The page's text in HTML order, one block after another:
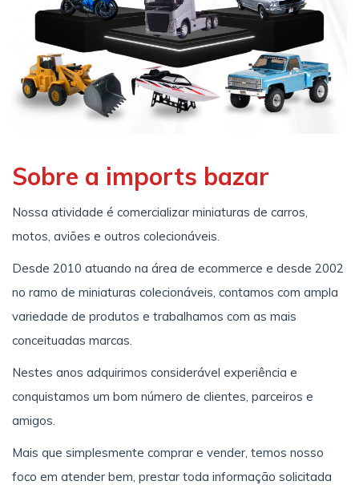
Sobre a imports bazar
Nossa atividade é comercializar miniaturas de carros,
motos, aviões e outros colecionáveis.
Desde 2010 atuando na área de ecommerce e desde 2002
no ramo de miniaturas colecionáveis, contamos com ampla
variedade de produtos e trabalhamos com as mais
conceituadas marcas.
Nestes anos adquirimos considerável experiência e
conquistamos um bom número de clientes, parceiros e
amigos.
Mais que simplesmente comprar e vender, temos nosso
foco em atender bem, prestar toda informação solicitada